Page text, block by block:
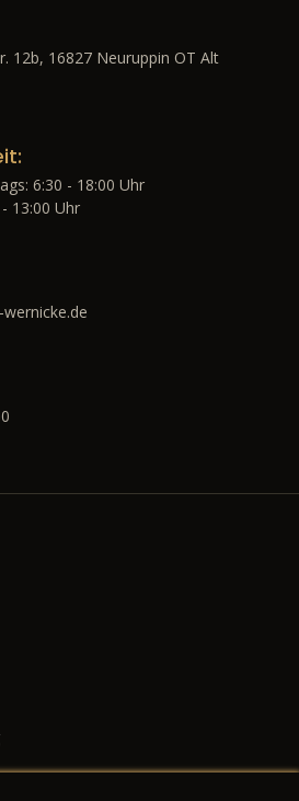
12b, 16827 Neuruppin OT Alt
6:30 - 18:00 Uhr
13:00 Uhr